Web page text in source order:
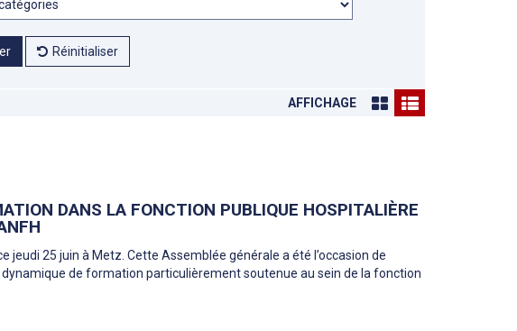
Réinitialiser
AFFICHAGE
DANS LA FONCTION PUBLIQUE HOSPITALIÈRE
jeudi 25 juin à Metz. Cette Assemblée générale a été l’occasion de
de formation particulièrement soutenue au sein de la fonction